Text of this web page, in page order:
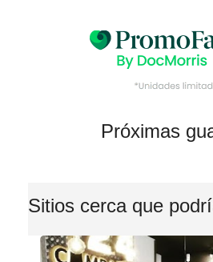
Próximas
Sitios cerca que